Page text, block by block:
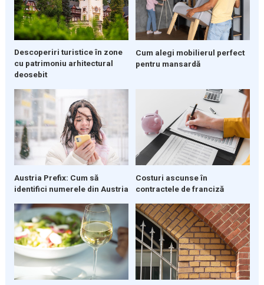
Descoperiri turistice în zone
cu patrimoniu arhitectural
deosebit
Cum alegi mobilierul perfect
pentru mansardă
Austria Prefix: Cum să
identifici numerele din Austria
Costuri ascunse în
contractele de franciză